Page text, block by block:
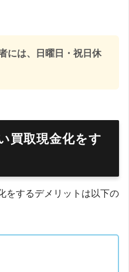
には、日曜日・祝日休
買取現金化をす
をするデメリットは以下の